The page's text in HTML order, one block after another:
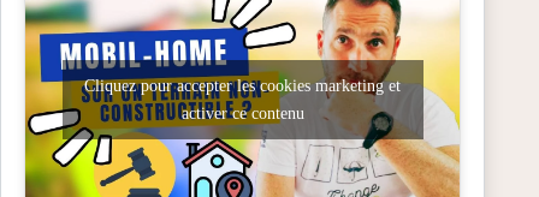
Cliquez pour accepter les cookies marketing et
activer ce contenu